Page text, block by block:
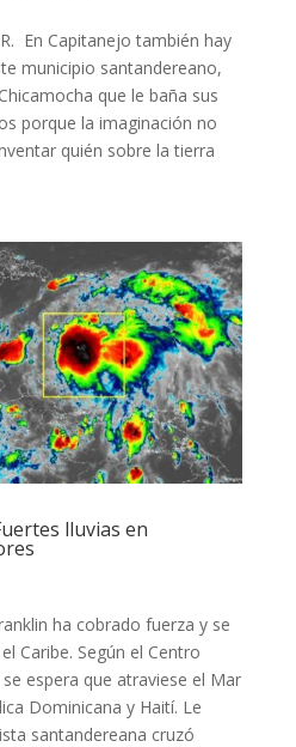
En Capitanejo también hay
municipio santandereano,
que le baña sus
porque la imaginación no
quién sobre la tierra
lluvias en
ha cobrado fuerza y se
Caribe. Según el Centro
espera que atraviese el Mar
Dominicana y Haití. Le
santandereana cruzó